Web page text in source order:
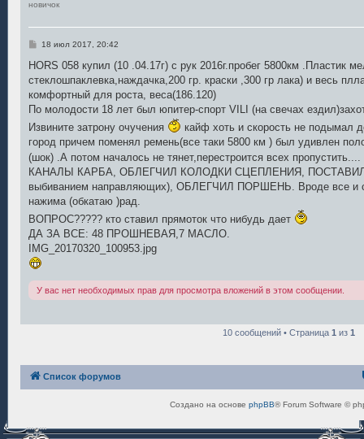
новичок
С
о
щ
е
и
18 июл 2017, 20:42
HORS 058 купил (10 .04.17г) с рук 2016г.пробег 5800км .Пластик
стеклошпаклевка,наждачка,200 гр. краски ,300 гр лака) и весь
комфортный для роста, веса(186.120)
По молодости 18 лет был юпитер-спорт VILI (на свечах
Извините затрону очучения
кайф хоть и скорость не подымал
город причем поменял ремень(все таки 5800 км ) был удивлен
(шок) .А потом началось не тянет,перестроится всех пропустить....
КАНАЛЫ КАРБА, ОБЛЕГЧИЛ КОЛОДКИ СЦЕПЛЕНИЯ,
выбиванием направляющих), ОБЛЕГЧИЛ ПОРШЕНЬ. Вроде все и
нажима (обкатаю )рад.
ВОПРОС????? кто ставил прямоток что нибудь дает
ДА ЗА ВСЕ: 48 ПРОШНЕВАЯ,7 МАСЛО.
IMG_20170320_100953.jpg
У вас нет необходимых прав для просмотра вложений в этом сообщении.
10 сообщений • Страница 1 из 1
Список форумов
Создано на основе phpBB® Forum Software ©